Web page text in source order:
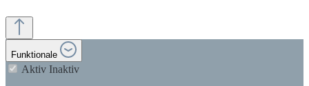
Funktionale
Aktiv Inaktiv